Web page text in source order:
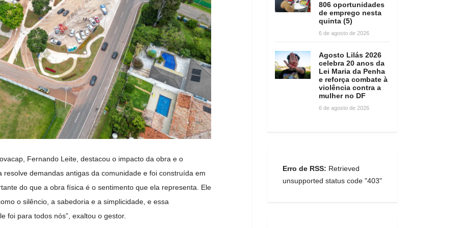
Fernando Leite, destacou o impacto da obra e o
resolve demandas antigas da comunidade e foi construída em
do que a obra física é o sentimento que ela representa. Ele
o silêncio, a sabedoria e a simplicidade, e essa
foi para todos nós”, exaltou o gestor.
806 oportunidades
de emprego nesta
quinta (5)
6 de agosto de 2026
Agosto Lilás 2026
celebra 20 anos da
Lei Maria da Penha
e reforça combate à
violência contra a
mulher no DF
6 de agosto de 2026
Erro de RSS: Retrieved
unsupported status code "403"